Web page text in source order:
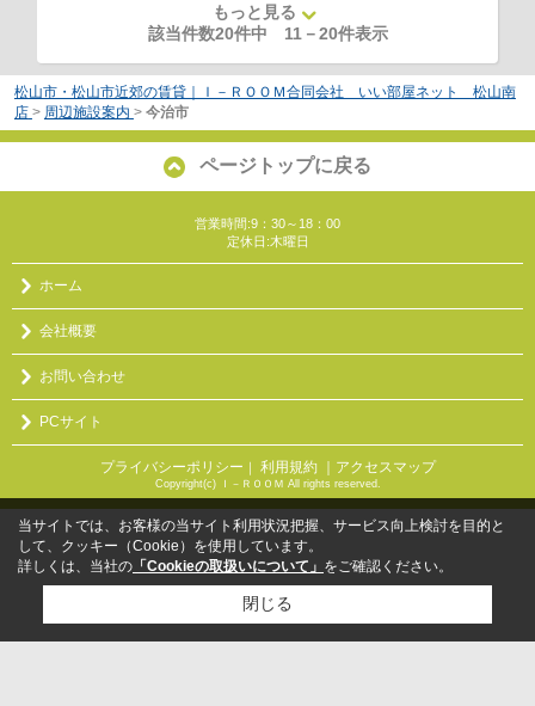
もっと見る
該当件数20件中 11 －20件表示
松山市・松山市近郊の賃貸｜Ｉ－ＲＯＯＭ合同会社 いい部屋ネット 松山南
店 > 周辺施設案内 > 今治市
ページトップに戻る
営業時間:9：30～18：00
定休日:木曜日
ホーム
会社概要
お問い合わせ
PCサイト
プライバシーポリシー ｜ 利用規約 ｜アクセスマップ
Copyright(c) Ｉ－ＲＯＯＭ All rights reserved.
当サイトでは、お客様の当サイト利用状況把握、サービス向上検討を目的と
して、クッキー（Cookie）を使用しています。
詳しくは、当社の 「Cookieの取扱いについて」 をご確認ください。
閉じる